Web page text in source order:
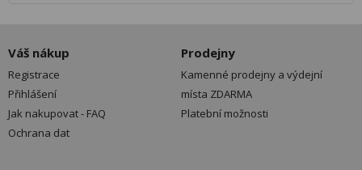
Váš nákup
Registrace
Přihlášení
Jak nakupovat - FAQ
Ochrana dat
Prodejny
Kamenné prodejny a výdejní
místa ZDARMA
Platební možnosti